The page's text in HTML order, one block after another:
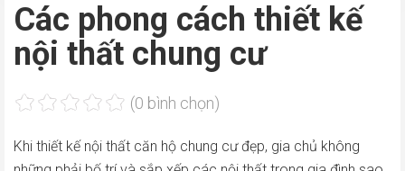
Các phong cách thiết kế
nội thất chung cư
(0 bình chọn)
Khi thiết kế nội thất căn hộ chung cư đẹp, gia chủ không